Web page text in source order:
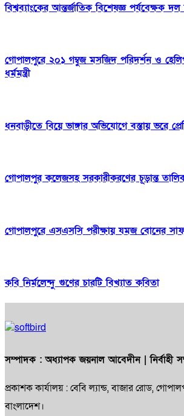
বিশ্বব্যাংকের আন্তর্জাতিক বিশেষজ্ঞ পর্যবেক্ষক দল
গোপালপুরে ২০১ গম্বুজ মসজিদ পরিদর্শন ও
ধর্মমন্ত্রী
ধনবাড়ীতে বিয়ে ভাঙ্গার অভিযোগে বস্তায় ভরে
গোপালপুর কলেজসহ সরকারীকরণের চূড়ান্ত
গোপালপুরে এসএসসি পরীক্ষায় যমজ বোনের
কবি নির্মলেন্দু গুণের চারটি বিখ্যাত কবিতা
সম্পাদক :অধ্যাপক জয়নাল আবেদীন| নির্বাহী
প্রকাশক কার্যালয় : বেবি ল্যান্ড, বাজার রোড,
বাংলাদেশ।